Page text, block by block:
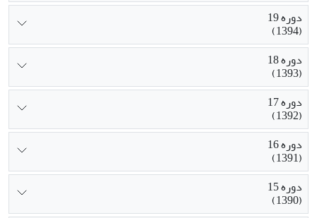
دوره 19
(1394)
دوره 18
(1393)
دوره 17
(1392)
دوره 16
(1391)
دوره 15
(1390)